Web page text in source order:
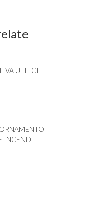
UFFICI
INCEND